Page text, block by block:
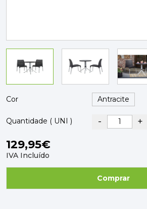
DYRUP
SKIL
Cor
Quantidade ( UNI ) - +
129,95€
IVA Incluído
Comprar